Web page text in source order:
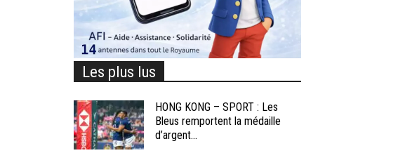
Les plus lus
HONG KONG – SPORT : Les
Bleus remportent la médaille
d’argent...